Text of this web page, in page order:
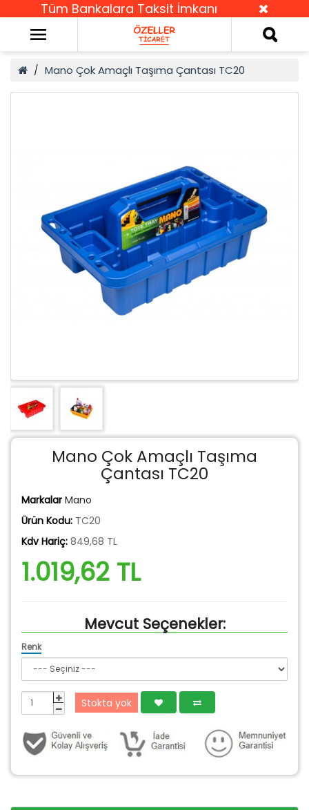
Tüm Bankalara Taksit İmkanı
Mano Çok Amaçlı Taşıma Çantası TC20
Mano Çok Amaçlı Taşıma
Çantası TC20
Markalar Mano
Ürün Kodu: TC20
Kdv Hariç: 849,68 TL
1.019,62 TL
Mevcut Seçenekler:
Renk
Stokta yok